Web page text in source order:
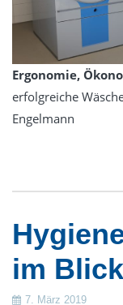
Ergonomie,
erfolgreiche
Engelmann
im Blick
7. März 2019